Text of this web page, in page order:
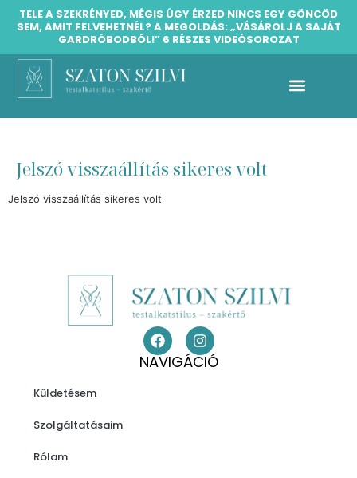
TELE A SZEKRÉNYED, MÉGIS ÚGY ÉRZED NINCS EGY GÖNCÖD
SEM, AMIT FELVEHETNÉL? A MEGOLDÁS: „VÁSÁROLJ A SAJÁT
GARDRÓBODBÓL!” 6 RÉSZES VIDEÓSOROZAT
Jelszó visszaállítás sikeres volt
Jelszó visszaállítás sikeres volt
NAVIGÁCIÓ
Küldetésem
Szolgáltatásaim
Rólam